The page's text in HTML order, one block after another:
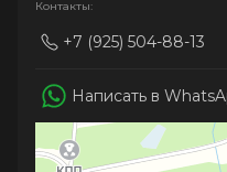
Контакты:
+7 (925) 504-88-13
Написать в